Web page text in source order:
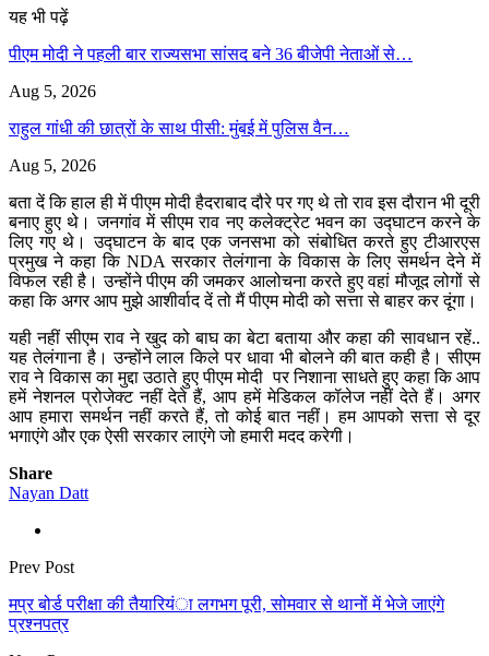
यह भी पढ़ें
पीएम मोदी ने पहली बार राज्यसभा सांसद बने 36 बीजेपी नेताओं से…
Aug 5, 2026
राहुल गांधी की छात्रों के साथ पीसी: मुंबई में पुलिस वैन…
Aug 5, 2026
बता दें कि हाल ही में पीएम मोदी हैदराबाद दौरे पर गए थे तो राव इस दौरान भी दूरी
बनाए हुए थे। जनगांव में सीएम राव नए कलेक्ट्रेट भवन का उद्घाटन करने के
लिए गए थे। उद्घाटन के बाद एक जनसभा को संबोधित करते हुए टीआरएस
प्रमुख ने कहा कि NDA सरकार तेलंगाना के विकास के लिए समर्थन देने में
विफल रही है। उन्होंने पीएम की जमकर आलोचना करते हुए वहां मौजूद लोगों से
कहा कि अगर आप मुझे आशीर्वाद दें तो मैं पीएम मोदी को सत्ता से बाहर कर दूंगा।
यही नहीं सीएम राव ने खुद को बाघ का बेटा बताया और कहा की सावधान रहें..
यह तेलंगाना है। उन्होंने लाल किले पर धावा भी बोलने की बात कही है। सीएम
राव ने विकास का मुद्दा उठाते हुए पीएम मोदी पर निशाना साधते हुए कहा कि आप
हमें नेशनल प्रोजेक्ट नहीं देते हैं, आप हमें मेडिकल कॉलेज नहीं देते हैं। अगर
आप हमारा समर्थन नहीं करते हैं, तो कोई बात नहीं। हम आपको सत्ता से दूर
भगाएंगे और एक ऐसी सरकार लाएंगे जो हमारी मदद करेगी।
Share
Nayan Datt
Prev Post
मप्र बोर्ड परीक्षा की तैयारियंा लगभग पूरी, सोमवार से थानों में भेजे जाएंगे
प्रश्नपत्र